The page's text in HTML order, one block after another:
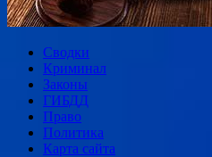
Сводки
Криминал
Законы
ГИБДД
Право
Политика
Карта сайта